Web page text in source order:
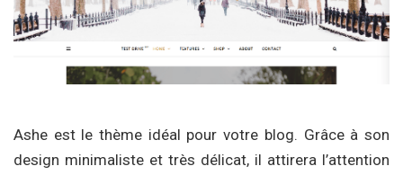
Ashe est le thème idéal pour votre blog. Grâce à son
design minimaliste et très délicat, il attirera l’attention